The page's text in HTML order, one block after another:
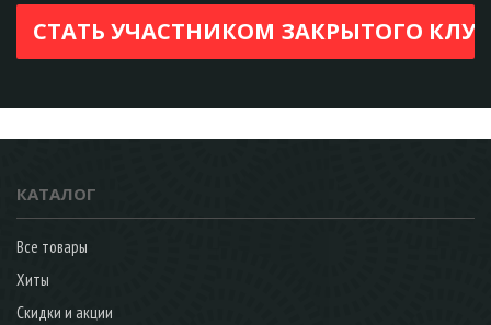
КАТАЛОГ
Все товары
Хиты
Скидки и акции